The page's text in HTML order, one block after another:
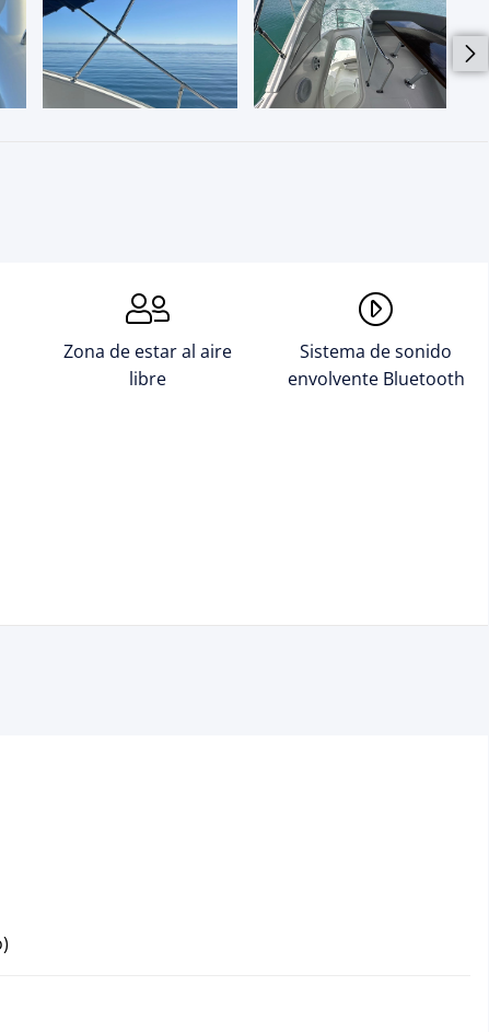
Zona de estar al aire
libre
Sistema de sonido
envolvente Bluetooth